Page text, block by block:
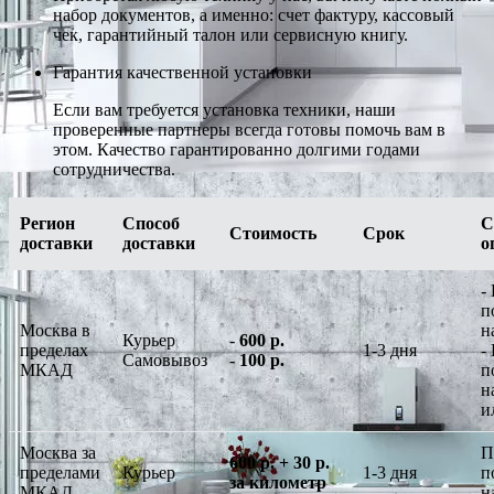
набор документов, а именно: счет фактуру, кассовый
чек, гарантийный талон или сервисную книгу.
Гарантия качественной установки
Если вам требуется установка техники, наши
проверенные партнеры всегда готовы помочь вам в
этом. Качество гарантированно долгими годами
сотрудничества.
Регион
доставки
Способ
доставки
Стоимость Срок
Москва в
пределах
МКАД
Курьер
Самовывоз
-600 р.
-100 р.
1-3 дня
-
-
Москва за
пределами
Курьер
600 р. + 30 р.
за километр
1-3 дня